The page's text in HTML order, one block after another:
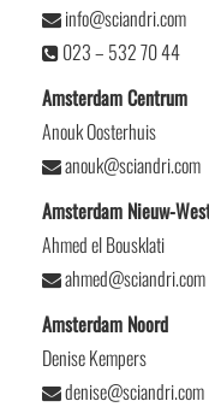
info@sciandri.com
023 – 532 70 44
Amsterdam Centrum
Anouk Oosterhuis
anouk@sciandri.com
Amsterdam Nieuw-
Ahmed el Bousklati
ahmed@sciandri.com
Amsterdam Noord
Denise Kempers
denise@sciandri.com